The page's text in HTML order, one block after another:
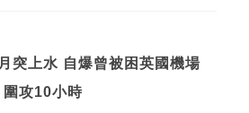
突上水 自爆曾被困英國機場
圍攻10小時